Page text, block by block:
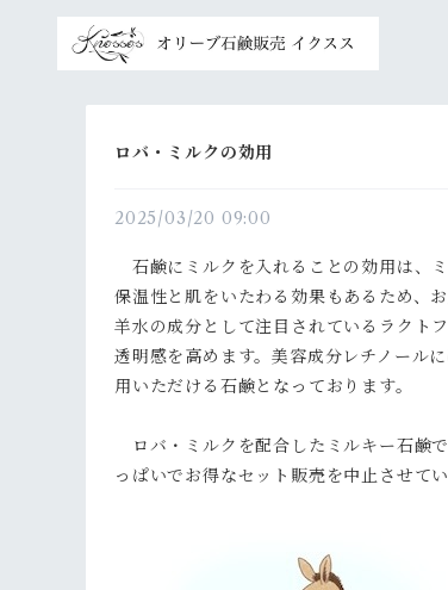
ロバ・ミルクの効用
2025/03/20 09:00
石鹸にミルクを入れることの効用は、
保温性と肌をいたわる効果もあるため、
羊水の成分として注目されているラクト
透明感を高めます。美容成分レチノール
用いただける石鹸となっております。
ロバ・ミルクを配合したミルキー石鹸
っぱいでお得なセット販売を中止させて